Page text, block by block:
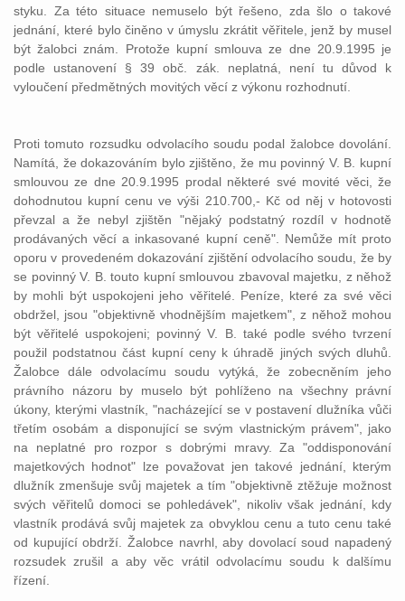
styku. Za této situace nemuselo být řešeno, zda šlo o takové
jednání, které bylo činěno v úmyslu zkrátit věřitele, jenž by musel
být žalobci znám. Protože kupní smlouva ze dne 20.9.1995 je
podle ustanovení § 39 obč. zák. neplatná, není tu důvod k
vyloučení předmětných movitých věcí z výkonu rozhodnutí.
Proti tomuto rozsudku odvolacího soudu podal žalobce dovolání.
Namítá, že dokazováním bylo zjištěno, že mu povinný V. B. kupní
smlouvou ze dne 20.9.1995 prodal některé své movité věci, že
dohodnutou kupní cenu ve výši 210.700,- Kč od něj v hotovosti
převzal a že nebyl zjištěn "nějaký podstatný rozdíl v hodnotě
prodávaných věcí a inkasované kupní ceně". Nemůže mít proto
oporu v provedeném dokazování zjištění odvolacího soudu, že by
se povinný V. B. touto kupní smlouvou zbavoval majetku, z něhož
by mohli být uspokojeni jeho věřitelé. Peníze, které za své věci
obdržel, jsou "objektivně vhodnějším majetkem", z něhož mohou
být věřitelé uspokojeni; povinný V. B. také podle svého tvrzení
použil podstatnou část kupní ceny k úhradě jiných svých dluhů.
Žalobce dále odvolacímu soudu vytýká, že zobecněním jeho
právního názoru by muselo být pohlíženo na všechny právní
úkony, kterými vlastník, "nacházející se v postavení dlužníka vůči
třetím osobám a disponující se svým vlastnickým právem", jako
na neplatné pro rozpor s dobrými mravy. Za "oddisponování
majetkových hodnot" lze považovat jen takové jednání, kterým
dlužník zmenšuje svůj majetek a tím "objektivně ztěžuje možnost
svých věřitelů domoci se pohledávek", nikoliv však jednání, kdy
vlastník prodává svůj majetek za obvyklou cenu a tuto cenu také
od kupující obdrží. Žalobce navrhl, aby dovolací soud napadený
rozsudek zrušil a aby věc vrátil odvolacímu soudu k dalšímu
řízení.